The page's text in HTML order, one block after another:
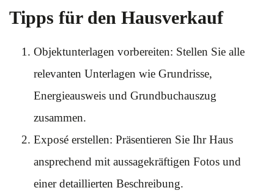
Tipps für den Hausverkauf
Objektunterlagen vorbereiten: Stellen Sie alle
relevanten Unterlagen wie Grundrisse,
Energieausweis und Grundbuchauszug
zusammen.
Exposé erstellen: Präsentieren Sie Ihr Haus
ansprechend mit aussagekräftigen Fotos und
einer detaillierten Beschreibung.